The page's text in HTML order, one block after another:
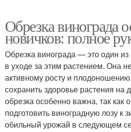
Бесштамбовая обрезка
Обрезка на
урожайность
Обрезка винограда
новичков: полное
Обрезка винограда — это один
в уходе за этим растением. Она
активному росту и
сохранить здоровье растения на
обрезка особенно важна, так как
подготовить виноградную лозу к
обильный урожай в следующем